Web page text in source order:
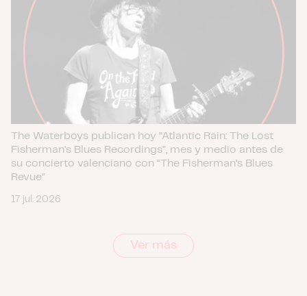
The Waterboys publican hoy “Atlantic Rain: The Lost
Fisherman’s Blues Recordings”, mes y medio antes de
su concierto valenciano con “The Fisherman’s Blues
Revue”
17 jul. 2026
Ver más